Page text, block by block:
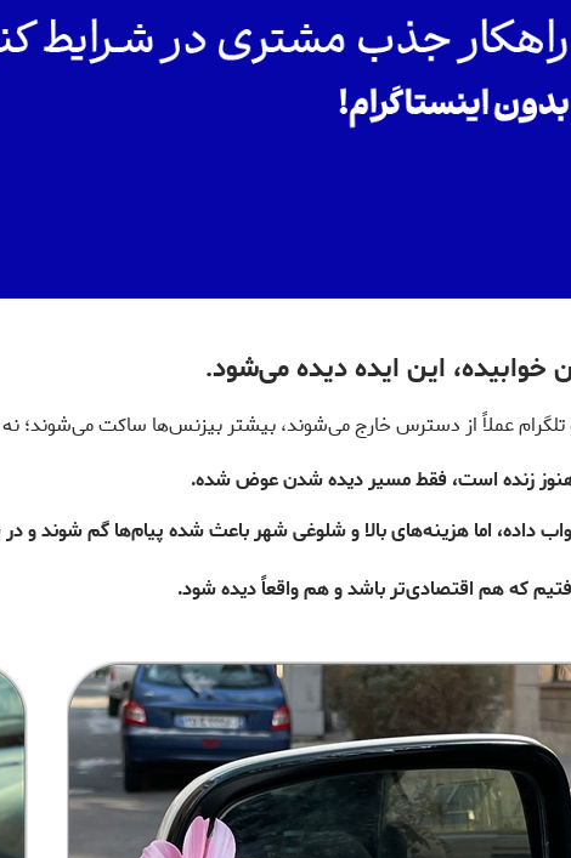
خوابیده، این ایده دیده می‌شود.
تلگرام عملاً از دسترس خارج می‌شوند، بیشتر بیزنس‌ها ساکت می‌شوند؛
هنوز زنده است، فقط مسیر دیده شدن عوض شده.
داده، اما هزینه‌های بالا و شلوغی شهر باعث شده پیام‌ها گم شوند و
که هم اقتصادی‌تر باشد و هم واقعاً دیده شود.